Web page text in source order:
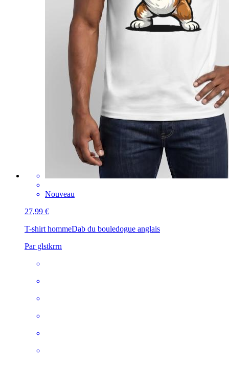
Nouveau
27,99 €
T-shirt hommeDab du bouledogue anglais
Par glstkrrn